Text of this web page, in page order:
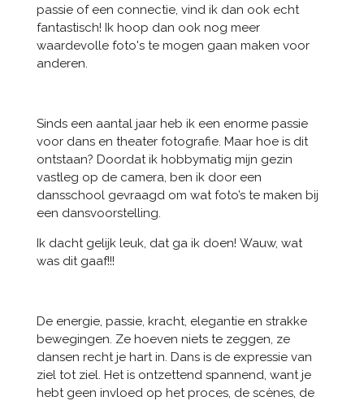
passie of een connectie, vind ik dan ook echt
fantastisch! Ik hoop dan ook nog meer
waardevolle foto's te mogen gaan maken voor
anderen.
Sinds een aantal jaar heb ik een enorme passie
voor dans en theater fotografie. Maar hoe is dit
ontstaan? Doordat ik hobbymatig mijn gezin
vastleg op de camera, ben ik door een
dansschool gevraagd om wat foto’s te maken bij
een dansvoorstelling.
Ik dacht gelijk leuk, dat ga ik doen! Wauw, wat
was dit gaaf!!!
De energie, passie, kracht, elegantie en strakke
bewegingen. Ze hoeven niets te zeggen, ze
dansen recht je hart in. Dans is de expressie van
ziel tot ziel. Het is ontzettend spannend, want je
hebt geen invloed op het proces, de scènes, de